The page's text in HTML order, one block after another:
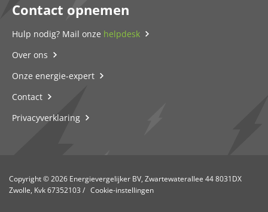
Contact opnemen
Hulp nodig? Mail onze helpdesk
Over ons
Onze energie-expert
Contact
Privacyverklaring
Copyright © 2026 Energievergelijker BV, Zwartewaterallee 44 8031DX
Zwolle, Kvk 67352103 / Cookie-instellingen